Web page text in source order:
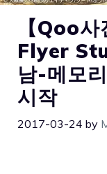
【Qoo
Flyer
남-메모
시작
2017-03-24 by